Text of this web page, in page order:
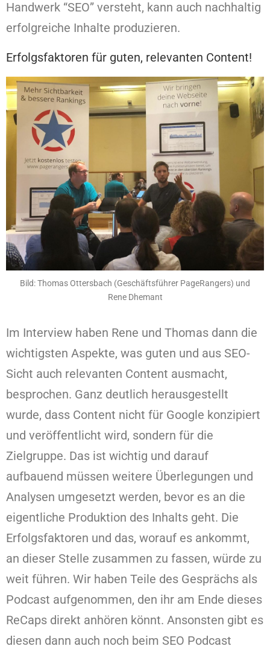
Handwerk “SEO” versteht, kann auch nachhaltig
erfolgreiche Inhalte produzieren.
Erfolgsfaktoren für guten, relevanten Content!
Bild: Thomas Ottersbach (Geschäftsführer PageRangers) und
Rene Dhemant
Im Interview haben Rene und Thomas dann die
wichtigsten Aspekte, was guten und aus SEO-
Sicht auch relevanten Content ausmacht,
besprochen. Ganz deutlich herausgestellt
wurde, dass Content nicht für Google konzipiert
und veröffentlicht wird, sondern für die
Zielgruppe. Das ist wichtig und darauf
aufbauend müssen weitere Überlegungen und
Analysen umgesetzt werden, bevor es an die
eigentliche Produktion des Inhalts geht. Die
Erfolgsfaktoren und das, worauf es ankommt,
an dieser Stelle zusammen zu fassen, würde zu
weit führen. Wir haben Teile des Gesprächs als
Podcast aufgenommen, den ihr am Ende dieses
ReCaps direkt anhören könnt. Ansonsten gibt es
diesen dann auch noch beim SEO Podcast